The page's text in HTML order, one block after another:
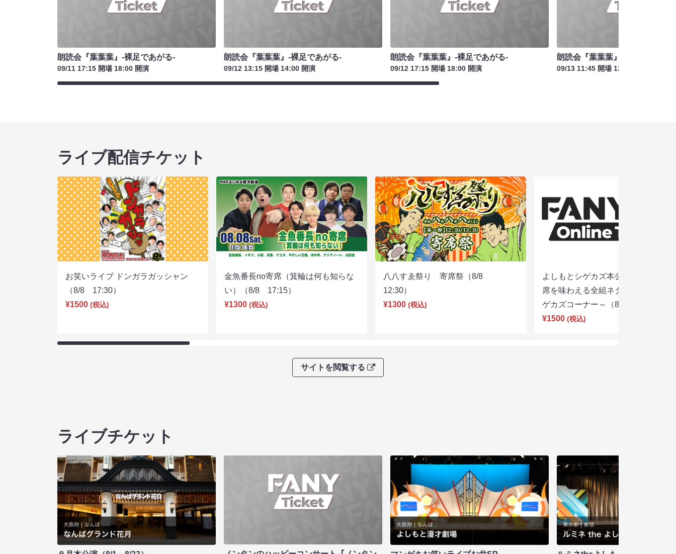
朗読会『葉葉葉』-裸足であがる-
09/11 17:15 開場 18:00 開演
朗読会『葉葉葉』-裸足であがる-
09/12 13:15 開場 14:00 開演
朗読会『葉葉葉』-裸足であがる-
09/12 17:15 開場 18:00 開演
朗読会『葉葉葉』-裸足であがる-
09/13 11:45 開場 12:30 開演
ライブ配信チケット
お笑いライブ ドンガラガッシャン
（8/8 17:30）
¥1500 (税込)
金魚番長no寄席（箕輪は何も知らな
い）（8/8 17:15）
¥1300 (税込)
八八すゑ祭り 寄席祭（8/8
12:30）
¥1300 (税込)
よしもとシゲカズ本公演～本気の寄
席を味わえる全組ネタと大阪名物シ
ゲカズコーナー～（8/8 13:30）
¥1500 (税込)
サイトを閲覧する
ライブチケット